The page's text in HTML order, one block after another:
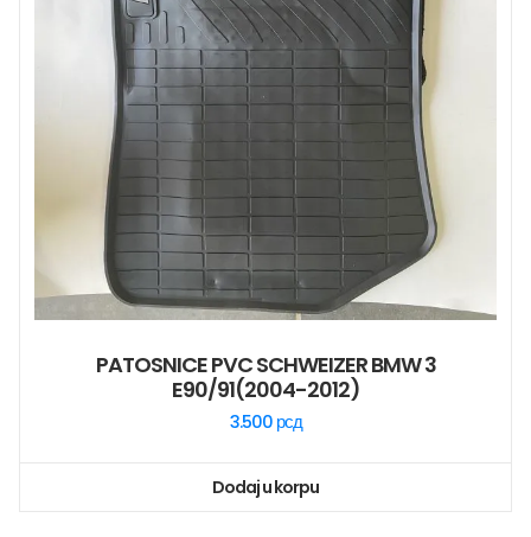
PATOSNICE PVC SCHWEIZER BMW 3
E90/91(2004-2012)
3.500 рсд
Dodaj u korpu